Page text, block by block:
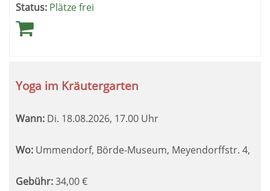
Status: Plätze frei
Yoga im Kräutergarten
Wann: Di. 18.08.2026, 17.00 Uhr
Wo: Ummendorf, Börde-Museum, Meyendorffstr. 4,
Gebühr:34,00€